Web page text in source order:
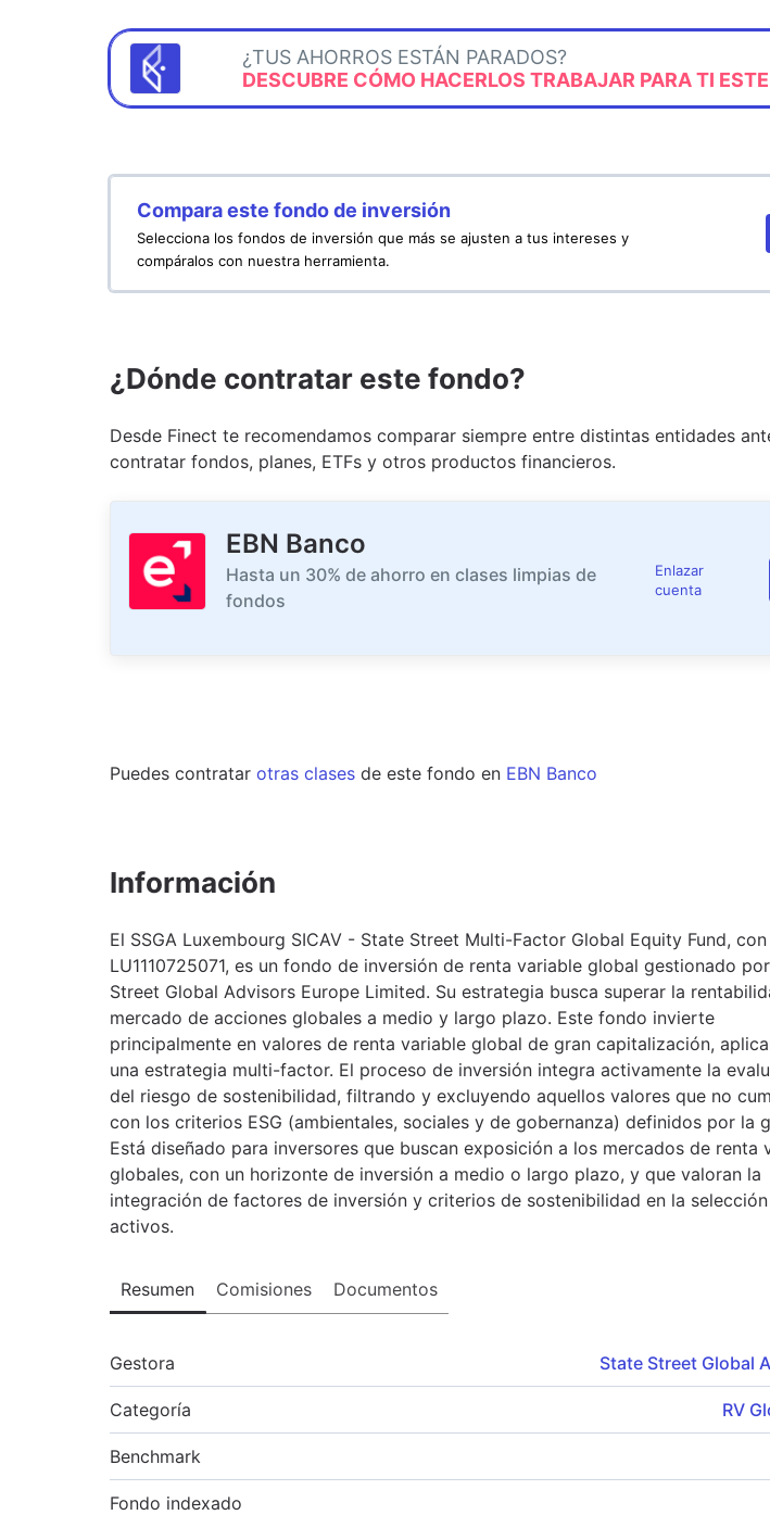
¿TUS AHORROS ESTÁN PARADOS?
DESCUBRE CÓMO HACERLOS TRABAJAR PARA TI
Compara este fondo de inversión
Selecciona los fondos de inversión que más se ajusten a tus intereses y
compáralos con nuestra herramienta.
¿Dónde contratar este fondo?
Desde Finect te recomendamos comparar siempre entre distintas entidades
contratar fondos, planes, ETFs y otros productos financieros.
EBN Banco
Hasta un 30% de ahorro en clases limpias de
fondos
Enlazar
cuenta
Puedes contratar otras clases de este fondo en EBN Banco
Información
El SSGA Luxembourg SICAV - State Street Multi-Factor Global Equity Fund, con
LU1110725071, es un fondo de inversión de renta variable global gestionado
Street Global Advisors Europe Limited. Su estrategia busca superar la
mercado de acciones globales a medio y largo plazo. Este fondo invierte
principalmente en valores de renta variable global de gran capitalización,
una estrategia multi-factor. El proceso de inversión integra activamente la
del riesgo de sostenibilidad, filtrando y excluyendo aquellos valores que no
con los criterios ESG (ambientales, sociales y de gobernanza) definidos por la
Está diseñado para inversores que buscan exposición a los mercados de renta
globales, con un horizonte de inversión a medio o largo plazo, y que valoran la
integración de factores de inversión y criterios de sostenibilidad en la
activos.
Resumen Comisiones Documentos
Gestora State Street Global
Categoría RV
Benchmark
Fondo indexado